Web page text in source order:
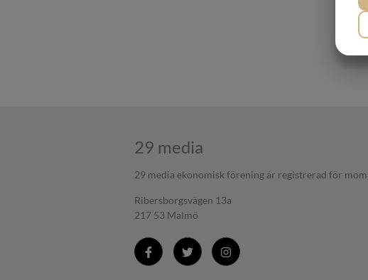
29 media
29 media ekonomisk förening är registrerad för
Ribersborgsvägen 13a
217 53 Malmö